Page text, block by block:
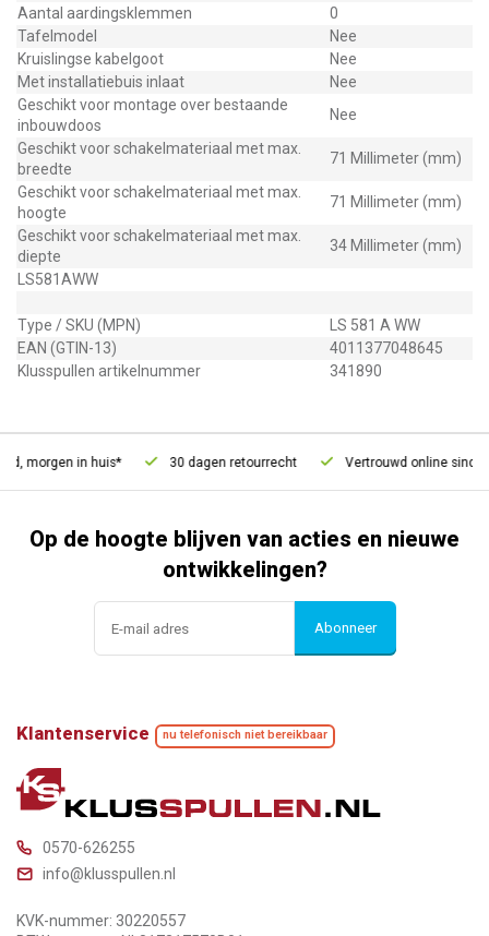
Aantal aardingsklemmen
0
Tafelmodel
Nee
Kruislingse kabelgoot
Nee
Met installatiebuis inlaat
Nee
Geschikt voor montage over bestaande
inbouwdoos
Nee
Geschikt voor schakelmateriaal met max.
breedte
71 Millimeter (mm)
Geschikt voor schakelmateriaal met max.
hoogte
71 Millimeter (mm)
Geschikt voor schakelmateriaal met max.
diepte
34 Millimeter (mm)
LS581AWW
Type / SKU (MPN)
LS 581 A WW
EAN (GTIN-13)
4011377048645
Klusspullen artikelnummer
341890
morgen in huis* 30 dagen retourrecht Vertrouwd online sinds
Op de hoogte blijven van acties en nieuwe
ontwikkelingen?
Abonneer
Klantenservice nu telefonisch niet bereikbaar
0570-626255
info@klusspullen.nl
KVK-nummer: 30220557